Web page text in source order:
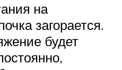
на
загорается.
будет